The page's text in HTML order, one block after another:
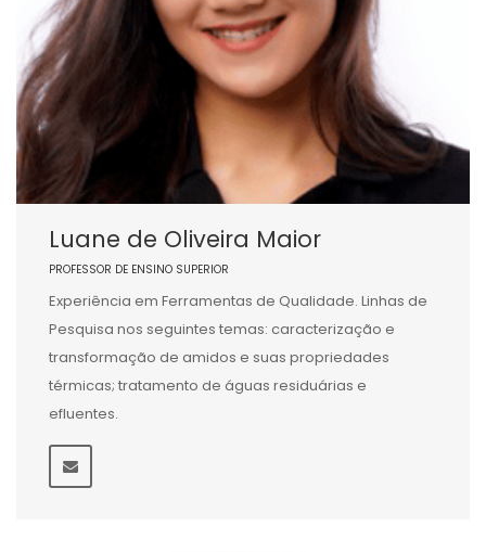
Luane de Oliveira Maior
PROFESSOR DE ENSINO SUPERIOR
Experiência em Ferramentas de Qualidade. Linhas de
Pesquisa nos seguintes temas: caracterização e
transformação de amidos e suas propriedades
térmicas; tratamento de águas residuárias e
efluentes.